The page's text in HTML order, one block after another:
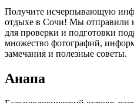
Получите исчерпывающую
отдыхе в Сочи! Мы отправили
для проверки и подготовки
множество фотографий,
замечания и полезные советы.
Анапа